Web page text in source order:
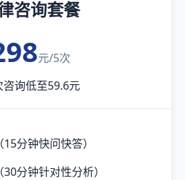
咨询套餐
元/5次
咨询低至59.6元
分钟快问快答）
分钟针对性分析）